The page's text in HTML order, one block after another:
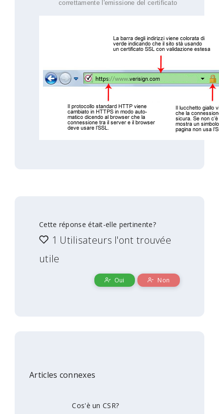
correttamente l'emissione del certificato
Cette réponse était-elle pertinente?
1 Utilisateurs l'ont trouvée
utile
Oui Non
Articles connexes
Cos'è un CSR?